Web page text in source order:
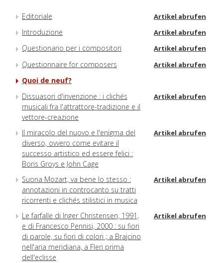
Editoriale Artikel abrufen
Introduzione Artikel abrufen
Questionario per i compositori Artikel abrufen
Questionnaire for composers Artikel abrufen
Quoi de neuf?
Dissuasori d'invenzione : i clichés
musicali fra l'attrattore-tradizione e il
vettore-creazione
Artikel abrufen
Il miracolo del nuovo e l'enigma del
diverso, ovvero come evitare il
successo artistico ed essere felici :
Boris Groys e John Cage
Artikel abrufen
Suona Mozart, va bene lo stesso :
annotazioni in controcanto su tratti
ricorrenti e clichés stilistici in musica
Artikel abrufen
Le farfalle di Inger Christensen, 1991,
e di Francesco Pennisi, 2000 : su fiori
di parole, su fiori di colori ; a Brajcino
nell'aria meridiana, a Fleri prima
dell'eclisse
Artikel abrufen